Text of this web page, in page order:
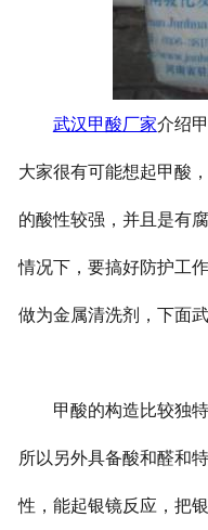
武汉甲酸厂家介绍
大家很有可能想起甲酸
的酸性较强，并且是有
情况下，要搞好防护工
做为金属清洗剂，下面
甲酸的构造比较独特
所以另外具备酸和醛和
性，能起银镜反应，把